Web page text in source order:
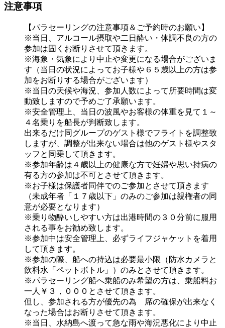
注意事項
【パラセーリングの注意事項＆ご予約時のお願い】
※当日、アルコール摂取や二日酔い・体調不良の方の
参加は固くお断りさせて頂きます。
※海象・気象により中止や変更になる場合がございま
す（当日の状況によってお子様や６５歳以上の方は参
加をお断りする場合がございます）
※当日の天候や海況、参加人数によって所要時間は変
動致しますので予めご了承願います。
※安全管理上、当日の波風やお客様の体重を見て１～
４名乗りを船長が判断致します。
出来るだけ同グループのゲスト様でフライトを調整致
しますが、調整が出来ない場合は他のゲスト様やスタ
ッフと同乗して頂きます。
※参加年齢は４歳以上の健康な方で妊婦や思い持病の
有る方の参加は不可とさせて頂きます。
※お子様は保護者同伴でのご参加とさせて頂きます
（未成年者「１７歳以下」のみのご参加は親権者の同
意が必要となります）
※乗り物酔いしやすい方は出港時間の３０分前に服用
される事をお勧め致します。
※参加中は安全管理上、必ずライフジャケットを着用
して頂きます。
※参加の際、船への持込は必要最小限（防水カメラと
飲料水「ペットボトル」）のみとさせて頂きます。
※パラセーリング船へ乗船のみ希望の方は、乗船料お
一人￥３，０００とさせて頂きます。
但し、参加される方が優先の為 席の確保が出来なく
なった場合はお断りさせて頂きます。
※当日、水納島へ渡って急な雨や海況悪化により中止